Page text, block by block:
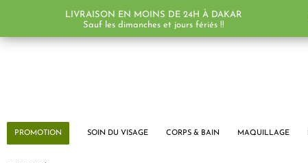
PROMOTION SOIN DU VISAGE CORPS & BAIN MAQUILLAGE
LIVRAISON EN MOINS DE 24H À DAKAR
Sauf les dimanches et jours fériés !!